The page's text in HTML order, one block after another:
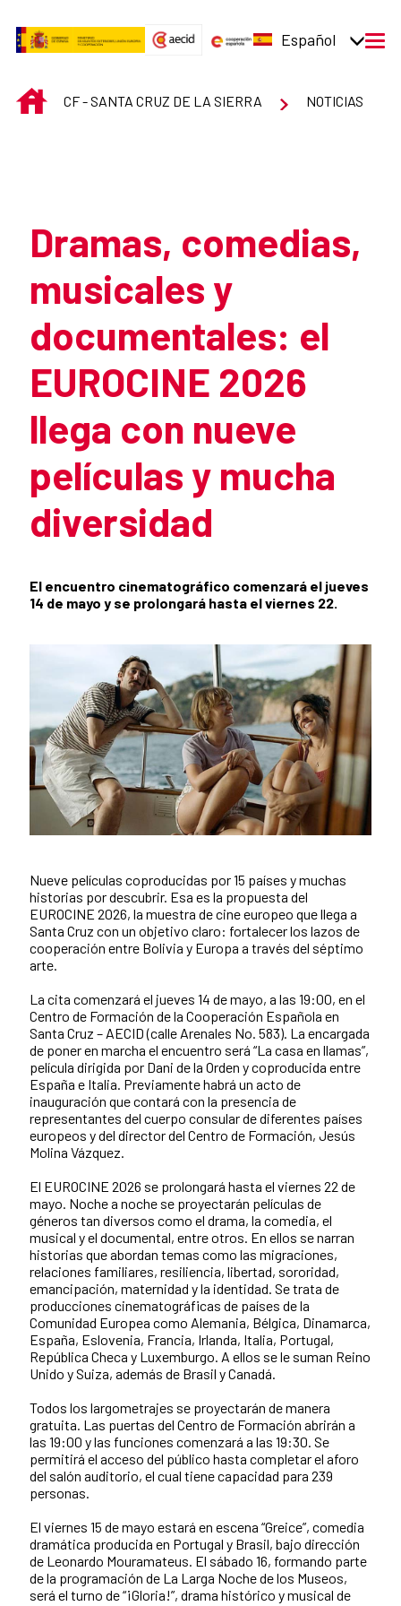
Español
INICIOCF - SANTA CRUZ DE LA SIERRA NOTICIAS
Dramas, comedias,
musicales y
documentales: el
EUROCINE 2026
llega con nueve
películas y mucha
diversidad
El encuentro cinematográfico comenzará el jueves
14 de mayo y se prolongará hasta el viernes 22.
Contenido de la noticia
Nueve películas coproducidas por 15 países y muchas
historias por descubrir. Esa es la propuesta del
EUROCINE 2026, la muestra de cine europeo que llega a
Santa Cruz con un objetivo claro: fortalecer los lazos de
cooperación entre Bolivia y Europa a través del séptimo
arte.
La cita comenzará el jueves 14 de mayo, a las 19:00, en el
Centro de Formación de la Cooperación Española en
Santa Cruz – AECID (calle Arenales No. 583). La encargada
de poner en marcha el encuentro será “La casa en llamas”,
película dirigida por Dani de la Orden y coproducida entre
España e Italia. Previamente habrá un acto de
inauguración que contará con la presencia de
representantes del cuerpo consular de diferentes países
europeos y del director del Centro de Formación, Jesús
Molina Vázquez.
El EUROCINE 2026 se prolongará hasta el viernes 22 de
mayo. Noche a noche se proyectarán películas de
géneros tan diversos como el drama, la comedia, el
musical y el documental, entre otros. En ellos se narran
historias que abordan temas como las migraciones,
relaciones familiares, resiliencia, libertad, sororidad,
emancipación, maternidad y la identidad. Se trata de
producciones cinematográficas de países de la
Comunidad Europea como Alemania, Bélgica, Dinamarca,
España, Eslovenia, Francia, Irlanda, Italia, Portugal,
República Checa y Luxemburgo. A ellos se le suman Reino
Unido y Suiza, además de Brasil y Canadá.
Todos los largometrajes se proyectarán de manera
gratuita. Las puertas del Centro de Formación abrirán a
las 19:00 y las funciones comenzará a las 19:30. Se
permitirá el acceso del público hasta completar el aforo
del salón auditorio, el cual tiene capacidad para 239
personas.
El viernes 15 de mayo estará en escena “Greice”, comedia
dramática producida en Portugal y Brasil, bajo dirección
de Leonardo Mouramateus. El sábado 16, formando parte
de la programación de La Larga Noche de los Museos,
será el turno de “¡Gloria!”, drama histórico y musical de